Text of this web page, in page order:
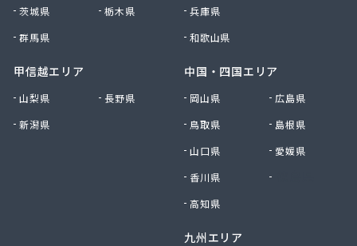
有限会社佐久燃料
有限会社秋山商店
有限会社小串商店
有限会社小池燃料店
有限会社大内商店ビックイン
茨城県
栃木県
群馬県
甲信越エリア
山梨県
長野県
新潟県
兵庫県
和歌山県
中国・四国エリア
岡山県
広島県
鳥取県
島根県
山口県
愛媛県
香川県
高知県
九州エリア